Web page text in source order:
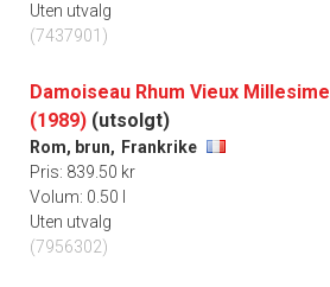
Uten utvalg
(7437901)
Damoiseau Rhum Vieux Millesime
(1989) (utsolgt)
Rom, brun, Frankrike
Pris: 839.50 kr
Volum: 0.50 l
Uten utvalg
(7956302)